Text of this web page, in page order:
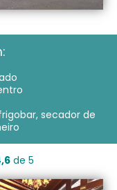
secador de
de 5